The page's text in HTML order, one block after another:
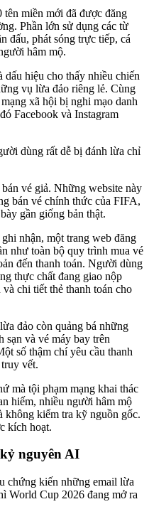
miền mới đã được đăng
Phần lớn sử dụng các từ
đấu, phát sóng trực tiếp, cá
hâm mộ.
dấu hiệu cho thấy nhiều chiến
vụ lừa đảo riêng lẻ. Cùng
xã hội bị nghi mạo danh
Facebook và Instagram
dùng rất dễ bị đánh lừa chỉ
vé giả. Những website này
bán vé chính thức của FIFA,
gần giống bản thật.
nhận, một trang web đăng
như toàn bộ quy trình mua vé
đến thanh toán. Người dùng
thực chất đang giao nộp
chi tiết thẻ thanh toán cho
đảo còn quảng bá những
sạn và vé máy bay trên
số thậm chí yêu cầu thanh
vết.
mà tội phạm mạng khai thác
hiếm, nhiều người hâm mộ
không kiểm tra kỹ nguồn gốc.
kích hoạt.
nguyên AI
chứng kiến những email lừa
World Cup 2026 đang mở ra